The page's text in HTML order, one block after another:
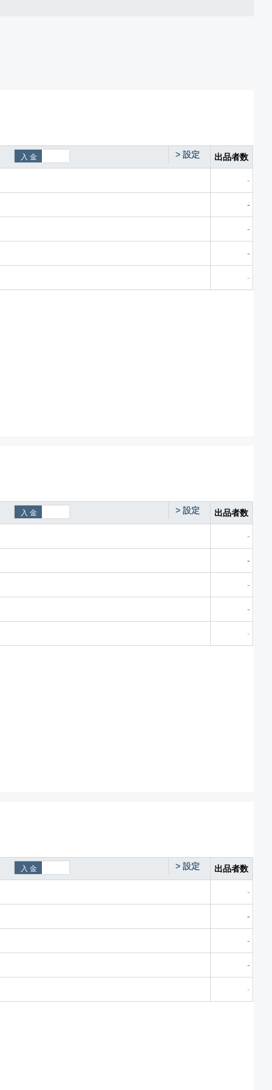
> 設定 出品者数
-
-
-
-
-
> 設定 出品者数
-
-
-
-
-
> 設定 出品者数
-
-
-
-
-